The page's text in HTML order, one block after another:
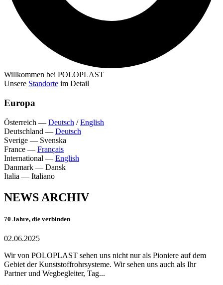
Willkommen bei POLOPLAST
Unsere Standorte im Detail
Europa
Österreich — Deutsch /English
Deutschland — Deutsch
Sverige — Svenska
France — Français
International — English
Danmark — Dansk
Italia — Italiano
NEWS ARCHIV
70 Jahre, die verbinden
02.06.2025
Wir von POLOPLAST sehen uns nicht nur als Pioniere auf dem
Gebiet der Kunststoffrohrsysteme. Wir sehen uns auch als Ihr
Partner und Wegbegleiter, Tag...